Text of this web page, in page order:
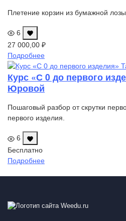
Плетение корзин из бумажной
6
27 000,00 ₽
Подробнее
Курс «С 0 до первого
Юровой
Пошаговый разбор от скрутки
первого изделия.
6
Бесплатно
Подробнее